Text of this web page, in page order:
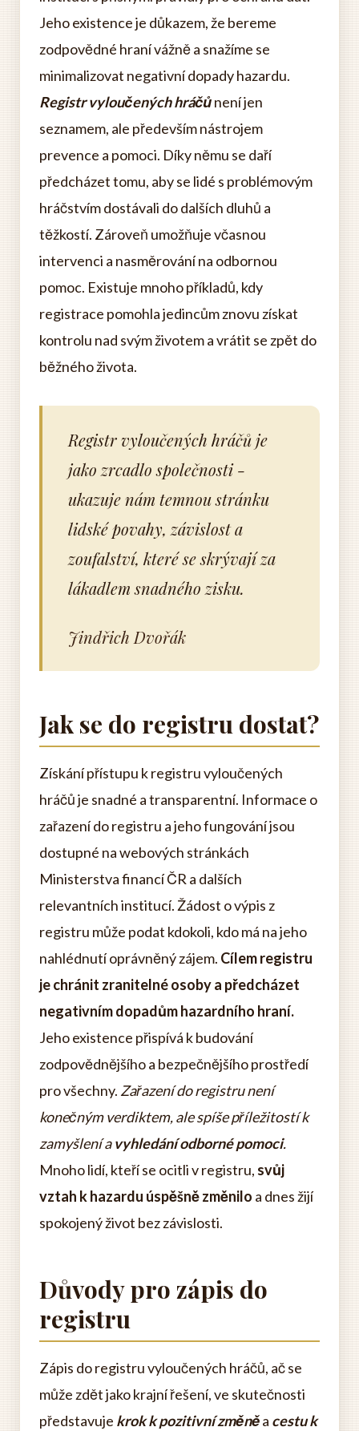
Jeho existence je důkazem, že bereme
zodpovědné hraní vážně a snažíme se
minimalizovat negativní dopady hazardu.
Registr vyloučených hráčůnení jen
seznamem, ale především nástrojem
prevence a pomoci. Díky němu se daří
předcházet tomu, aby se lidé s problémovým
hráčstvím dostávali do dalších dluhů a
těžkostí. Zároveň umožňuje včasnou
intervenci a nasměrování na odbornou
pomoc. Existuje mnoho příkladů, kdy
registrace pomohla jedincům znovu získat
kontrolu nad svým životem a vrátit se zpět do
běžného života.
Registr vyloučených hráčů je
jako zrcadlo společnosti -
ukazuje nám temnou stránku
lidské povahy, závislost a
zoufalství, které se skrývají za
lákadlem snadného zisku.
Jindřich Dvořák
Jak se do registru dostat?
Získání přístupu k registru vyloučených
hráčů je snadné a transparentní. Informace o
zařazení do registru a jeho fungování jsou
dostupné na webových stránkách
Ministerstva financí ČR a dalších
relevantních institucí. Žádost o výpis z
registru může podat kdokoli, kdo má na jeho
nahlédnutí oprávněný zájem. Cílem registru
je chránit zranitelné osoby a předcházet
negativním dopadům hazardního hraní.
Jeho existence přispívá k budování
zodpovědnějšího a bezpečnějšího prostředí
pro všechny. Zařazení do registru není
konečným verdiktem, ale spíše příležitostí k
zamyšlení avyhledání odborné pomoci.
Mnoho lidí, kteří se ocitli v registru, svůj
vztah k hazardu úspěšně změnilo a dnes žijí
spokojený život bez závislosti.
Důvody pro zápis do
registru
Zápis do registru vyloučených hráčů, ač se
může zdět jako krajní řešení, ve skutečnosti
představuje krok k pozitivní změněa cestu k